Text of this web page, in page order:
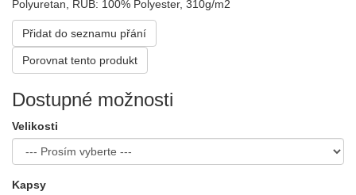
Polyuretan, RUB: 100% Polyester , 310g/m2
Přidat do seznamu přání
Porovnat tento produkt
Dostupné možnosti
Velikosti
Kapsy